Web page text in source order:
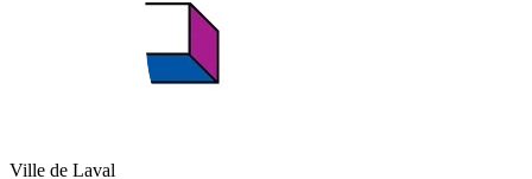
Ville de Laval